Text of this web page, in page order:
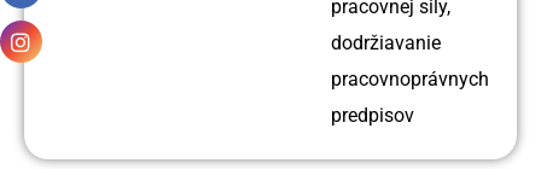
pracovnej sily,
dodržiavanie
pracovnoprávnych
predpisov